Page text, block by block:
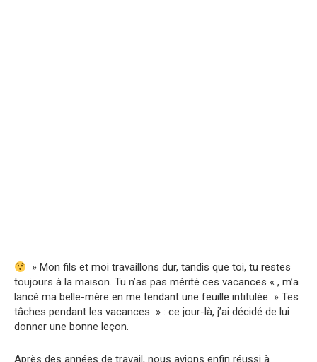
» Mon fils et moi travaillons dur, tandis que toi, tu restes
toujours à la maison. Tu n’as pas mérité ces vacances « , m’a
lancé ma belle-mère en me tendant une feuille intitulée » Tes
tâches pendant les vacances » : ce jour-là, j’ai décidé de lui
donner une bonne leçon.
Après des années de travail, nous avions enfin réussi à